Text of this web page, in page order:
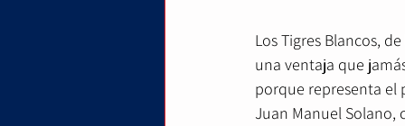
Los Tigres Blancos,
una ventaja que
porque representa el
Juan Manuel Solano,